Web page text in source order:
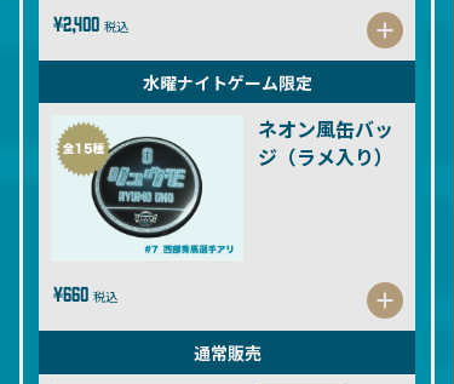
¥2,400 税込
水曜ナイトゲーム限定
ネオン風缶バッ
ジ（ラメ入り）
¥660 税込
通常販売